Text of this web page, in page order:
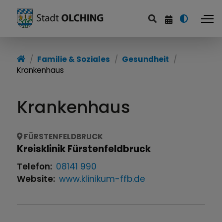
Familie und Partnerschaft
Soziales
Gesundheit
Familie & Soziales
Gesundheit
Krankenhaus
Krankenhaus
FÜRSTENFELDBRUCK
Kreisklinik Fürstenfeldbruck
Telefon: 08141 990
Website: www.klinikum-ffb.de